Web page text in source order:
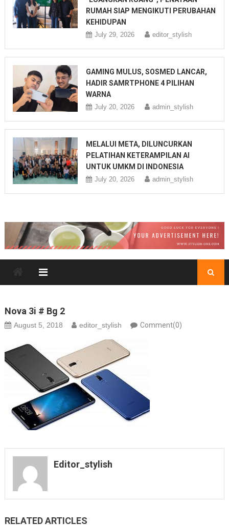
RUMAH SIAP MENGIKUTI PERUBAHAN
KEHIDUPAN
July 29, 2026 editor_stylish
GAMING MULUS, SOSMED LANCAR,
HADIR SAMRTPHONE 4 PILIHAN
WARNA
July 20, 2026 admin_stylish
MELALUI META, DILUNCURKAN
PELATIHAN KETERAMPILAN AI
UNTUK UMKM DI INDONESIA
July 20, 2026 admin_stylish
Nova 3i # Bg 2
August 5, 2018 editor_stylish Comment(0)
Editor_stylish
RELATED ARTICLES